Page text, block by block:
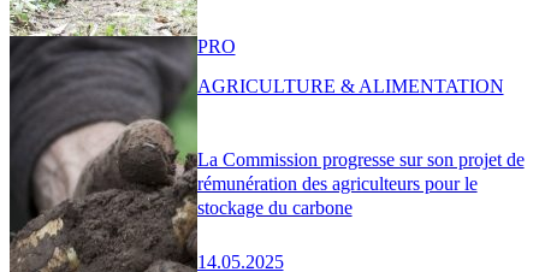
La Commission progresse sur son projet de
rémunération des agriculteurs pour le
stockage du carbone
14.05.2025
PRO
AGRICULTURE & ALIMENTATION